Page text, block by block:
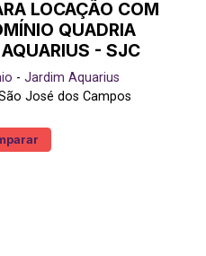
LOCAÇÃO COM
QUADRIA
- SJC
- Jardim Aquarius
José dos Campos